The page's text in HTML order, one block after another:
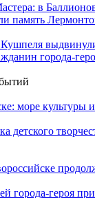
в
память
города-
море культуры
детского
города-героя